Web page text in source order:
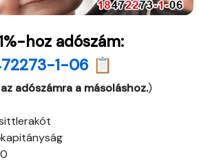
hoz adószám:
1-06 📋
adószámra a másoláshoz.)